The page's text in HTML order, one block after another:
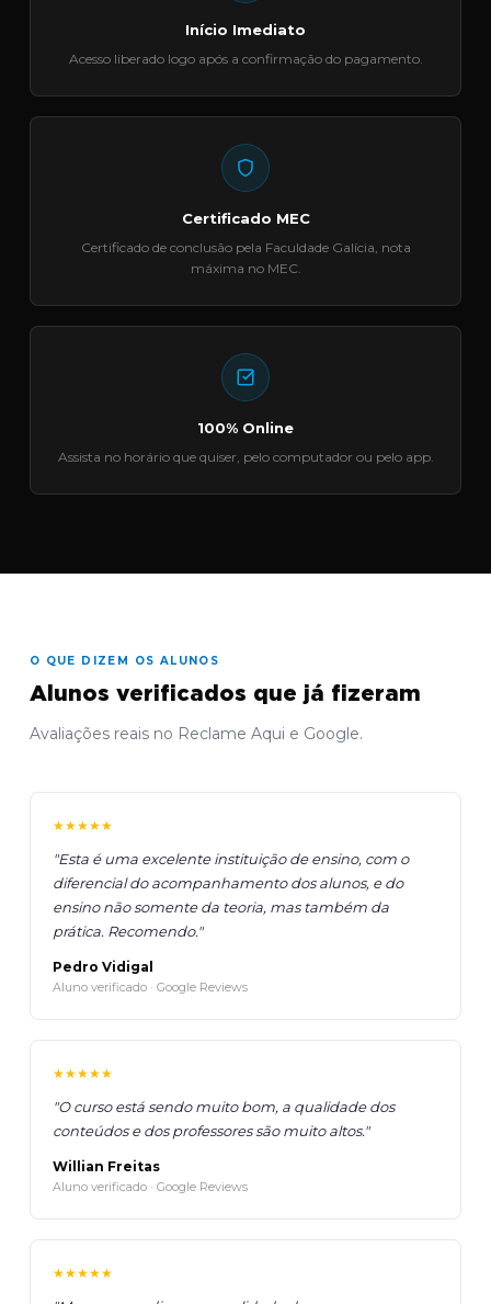
Início Imediato
Acesso liberado logo após a confirmação do pagamento.
Certificado MEC
Certificado de conclusão pela Faculdade Galícia, nota
máxima no MEC.
100% Online
Assista no horário que quiser, pelo computador ou pelo app.
O QUE DIZEM OS ALUNOS
Alunos verificados que já fizeram
Avaliações reais no Reclame Aqui e Google.
★★★★★
"Esta é uma excelente instituição de ensino, com o
diferencial do acompanhamento dos alunos, e do
ensino não somente da teoria, mas também da
prática. Recomendo."
Pedro Vidigal
Aluno verificado · Google Reviews
★★★★★
"O curso está sendo muito bom, a qualidade dos
conteúdos e dos professores são muito altos."
Willian Freitas
Aluno verificado · Google Reviews
★★★★★